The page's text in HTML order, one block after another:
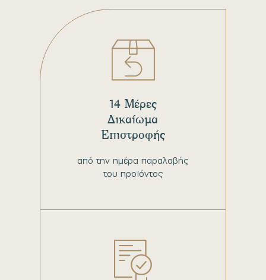
από την ημέρα παραλαβής
του προϊόντος
14 Μέρες
Δικαίωμα
Επιστροφής